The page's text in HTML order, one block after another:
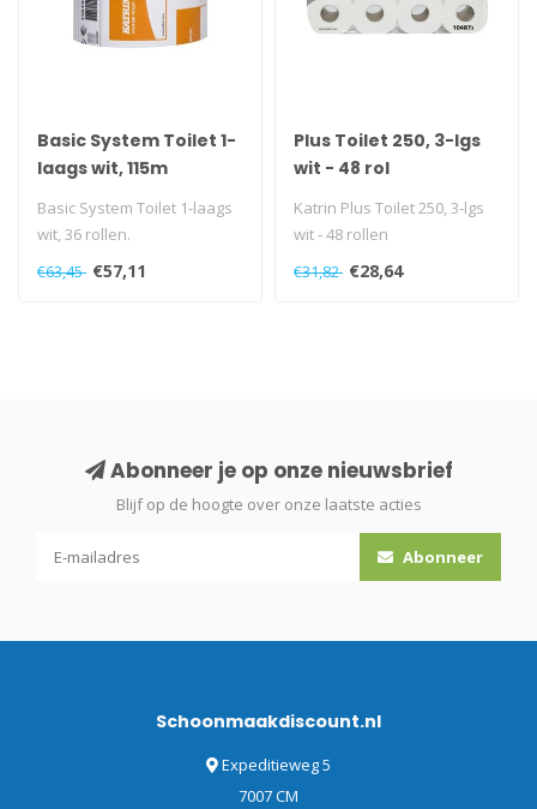
Basic System Toilet 1-
laags wit, 115m
Basic System Toilet 1-laags
wit, 36 rollen.
€63,45 €57,11
Plus Toilet 250, 3-lgs
wit - 48 rol
Katrin Plus Toilet 250, 3-lgs
wit - 48 rollen
€31,82 €28,64
Abonneer je op onze nieuwsbrief
Blijf op de hoogte over onze laatste acties
Abonneer
Schoonmaakdiscount.nl
Expeditieweg 5
7007 CM